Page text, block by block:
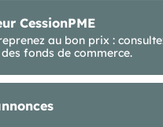
CessionPME
au bon prix :
fonds de commerce.